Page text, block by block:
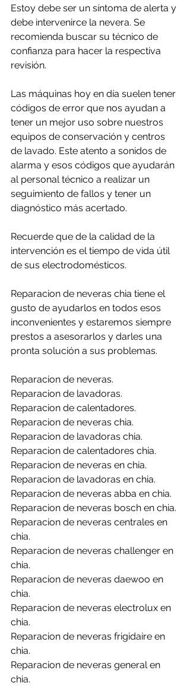
Estoy debe ser un síntoma de alerta y
debe intervenirce la nevera. Se
recomienda buscar su técnico de
confianza para hacer la respectiva
revisión.
Las máquinas hoy en día suelen tener
códigos de error que nos ayudan a
tener un mejor uso sobre nuestros
equipos de conservación y centros
de lavado. Este atento a sonidos de
alarma y esos códigos que ayudarán
al personal técnico a realizar un
seguimiento de fallos y tener un
diagnóstico más acertado.
Recuerde que de la calidad de la
intervención es el tiempo de vida útil
de sus electrodomésticos.
Reparacion de neveras chia tiene el
gusto de ayudarlos en todos esos
inconvenientes y estaremos siempre
prestos a asesorarlos y darles una
pronta solución a sus problemas.
Reparacion de neveras.
Reparacion de lavadoras.
Reparacion de calentadores.
Reparacion de neveras chia.
Reparacion de lavadoras chia.
Reparacion de calentadores chia.
Reparacion de neveras en chia.
Reparacion de lavadoras en chia.
Reparacion de neveras abba en chia.
Reparacion de neveras bosch en chia.
Reparacion de neveras centrales en
chia.
Reparacion de neveras challenger en
chia.
Reparacion de neveras daewoo en
chia.
Reparacion de neveras electrolux en
chia.
Reparacion de neveras frigidaire en
chia.
Reparacion de neveras general en
chia.